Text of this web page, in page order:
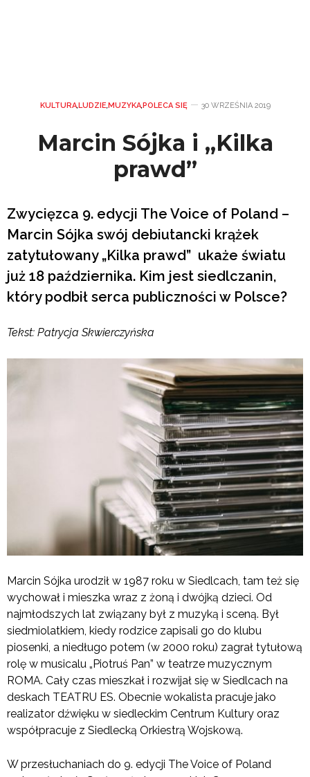
KULTURA,LUDZIE,MUZYKA,POLECA SIĘ 30 WRZEŚNIA 2019
Marcin Sójka i „Kilka
prawd”
Zwycięzca 9. edycji The Voice of Poland –
Marcin Sójka swój debiutancki krążek
zatytułowany „Kilka prawd” ukaże światu
już 18 października. Kim jest siedlczanin,
który podbił serca publiczności w Polsce?
Tekst: Patrycja Skwierczyńska
Marcin Sójka urodził w 1987 roku w Siedlcach, tam też się
wychował i mieszka wraz z żoną i dwójką dzieci. Od
najmłodszych lat związany był z muzyką i sceną. Był
siedmiolatkiem, kiedy rodzice zapisali go do klubu
piosenki, a niedługo potem (w 2000 roku) zagrał tytułową
rolę w musicalu „Piotruś Pan” w teatrze muzycznym
ROMA. Cały czas mieszkał i rozwijał się w Siedlcach na
deskach TEATRU ES. Obecnie wokalista pracuje jako
realizator dźwięku w siedleckim Centrum Kultury oraz
współpracuje z Siedlecką Orkiestrą Wojskową.
W przesłuchaniach do 9. edycji The Voice of Poland